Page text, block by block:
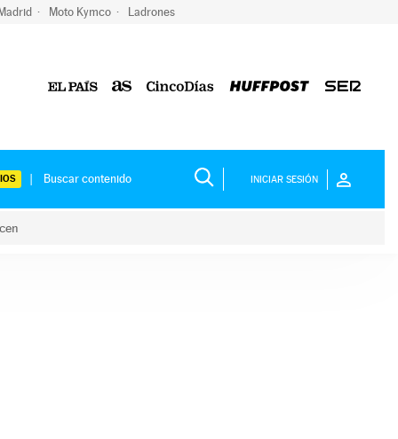
Moto Kymco Ladrones
INICIAR SESIÓN